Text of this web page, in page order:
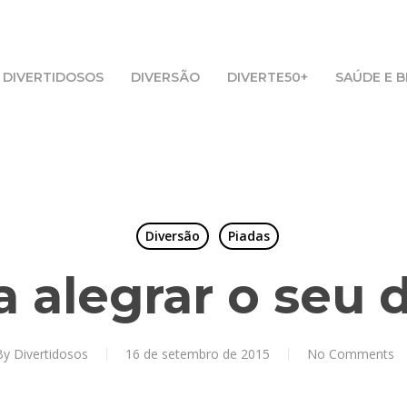
DIVERTIDOSOS DIVERSÃO DIVERTE50+ SAÚDE E
Diversão Piadas
alegrar o seu
Divertidosos 16 de setembro de 2015 No Comments